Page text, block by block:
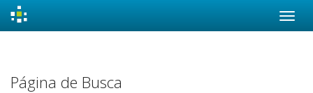
Página de Busca